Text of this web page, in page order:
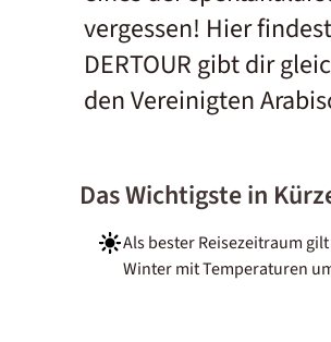
vergessen! Hier
DERTOUR gibt dir
den Vereinigten
Das Wichtigste in
Als bester Reisezeitraum
Winter mit Temperaturen